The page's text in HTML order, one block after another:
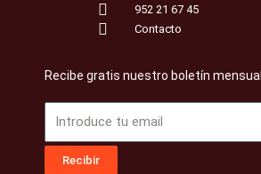
952 21 67 45
Contacto
Recibe gratis nuestro boletín mensual
Recibir